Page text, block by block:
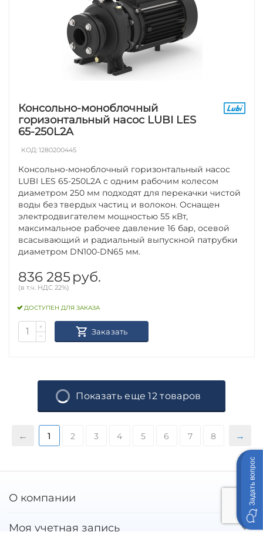
Консольно-моноблочный
горизонтальный насос LUBI LES
65-250L2A
КОД:1280200445
Консольно-моноблочный горизонтальный насос
LUBI LES 65-250L2A с одним рабочим колесом
диаметром 250 мм подходят для перекачки чистой
воды без твердых частиц и волокон. Оснащен
электродвигателем мощностью 55 кВт,
максимальное рабочее давление 16 бар, осевой
всасывающий и радиальный выпускной патрубки
диаметром DN100-DN65 мм.
836 285 руб.
(в т.ч. НДС 22%)
ДОСТУПЕН ДЛЯ ЗАКАЗА
+
−
Заказать
Показать еще 12 товаров
1 2 3 4 5 6 7 8
О компании
Моя учетная запись
Задать вопрос